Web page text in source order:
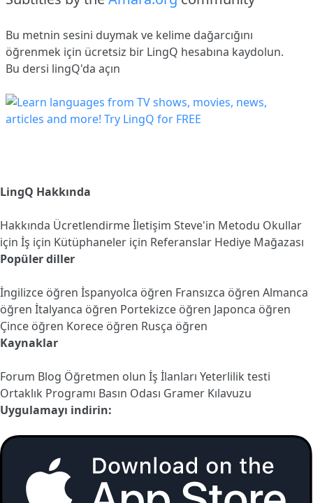
Bu metnin sesini duymak ve kelime dağarcığını
öğrenmek için ücretsiz bir LingQ hesabına kaydolun.
Bu dersi lingQ'da açın
LingQ Hakkında
Hakkında Ücretlendirmeİletişim Steve'in Metodu Okullar
için İş için Kütüphaneler için Referanslar Hediye Mağazası
Popüler diller
İngilizce öğren İspanyolca öğren Fransızca öğren Almanca
öğren İtalyanca öğren Portekizce öğren Japonca öğren
Çince öğren Korece öğren Rusça öğren
Kaynaklar
Forum Blog Öğretmen olun İş İlanları Yeterlilik testi
Ortaklık Programı Basın Odası Gramer Kılavuzu
Uygulamayı indirin: